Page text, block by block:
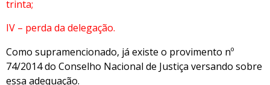
trinta;
IV – perda da delegação.
Como supramencionado, já existe o provimento nº
74/2014 do Conselho Nacional de Justiça versando sobre
essa adequação.